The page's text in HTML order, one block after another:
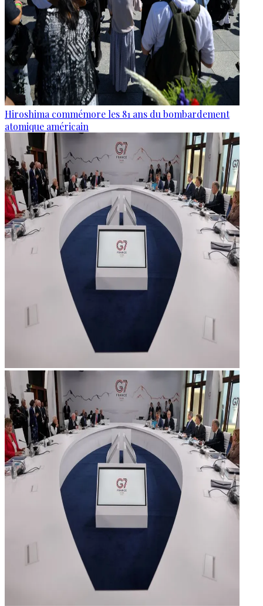
Hiroshima commémore les 81 ans du bombardement
atomique américain